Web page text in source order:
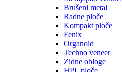
Brušeni metal
Radne ploče
Kompakt ploče
Fenix
Organoid
Techno veneer
Zidne obloge